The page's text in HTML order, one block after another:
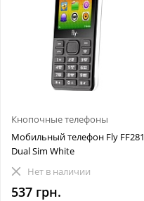
Кнопочные телефоны
Мобильный телефон Fly FF281
Dual Sim White
Нет в наличии
537 грн.